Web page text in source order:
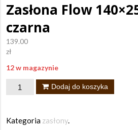
Zasłona Flow
czarna
139.00
zł
12 w magazynie
ilość
140x250
Dodaj do koszyka
Kategoria zasłony.